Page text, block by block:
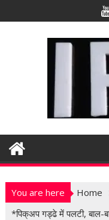
k
t
n
You are here
Home
*पिक्अप गड्ढे में पलटी, बाल-